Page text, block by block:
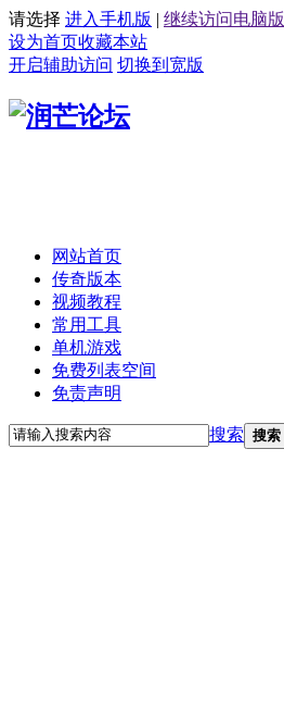
请选择 进入手机版 | 继续访问电脑版
设为首页收藏本站
开启辅助访问 切换到宽版
网站首页
传奇版本
视频教程
常用工具
单机游戏
免费列表空间
免责声明
搜索 搜索